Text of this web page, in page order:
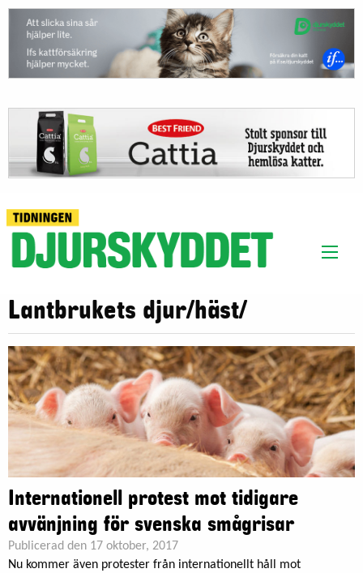
Lantbrukets djur/häst/
Internationell protest mot tidigare
avvänjning för svenska smågrisar
Publicerad den 17 oktober, 2017
Nu kommer även protester från internationellt håll mot